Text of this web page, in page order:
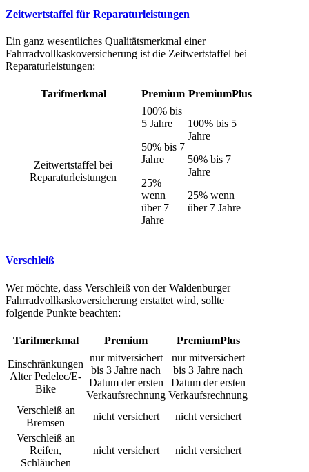
Zeitwertstaffel für Reparaturleistungen
Ein ganz wesentliches Qualitätsmerkmal einer
Fahrradvollkaskoversicherung ist die Zeitwertstaffel bei
Reparaturleistungen:
Tarifmerkmal Premium PremiumPlus
Zeitwertstaffel bei
Reparaturleistungen
100% bis
5 Jahre
50% bis 7
Jahre
25%
wenn
über 7
Jahre
100% bis 5
Jahre
50% bis 7
Jahre
25% wenn
über 7 Jahre
Verschleiß
Wer möchte, dass Verschleiß von der Waldenburger
Fahrradvollkaskoversicherung erstattet wird, sollte
folgende Punkte beachten:
Tarifmerkmal Premium
PremiumPlus
Einschränkungen
Alter Pedelec/E-
Bike
nur mitversichert
bis 3 Jahre nach
Datum der ersten
Verkaufsrechnung
nur mitversichert
bis 3 Jahre nach
Datum der ersten
Verkaufsrechnung
Verschleiß an
Bremsen
nicht versichert
nicht versichert
Verschleiß an
Reifen,
Schläuchen
nicht versichert nicht versichert